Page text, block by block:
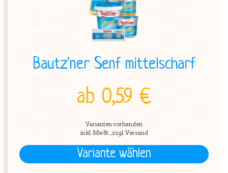
Bautz'ner Senf mittelscharf
ab 0,59 €
Varianten vorhanden
inkl. MwSt. , zzgl. Versand
Variante wählen